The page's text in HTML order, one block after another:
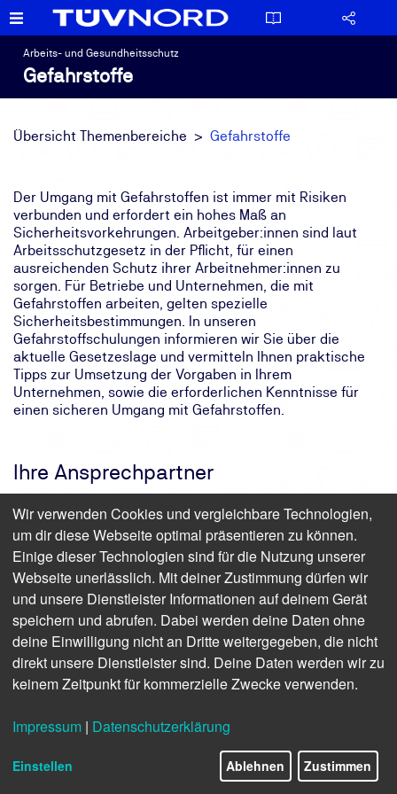
Arbeits- und Gesundheitsschutz
Gefahrstoffe
Übersicht Themenbereiche Gefahrstoffe
Der Umgang mit Gefahrstoffen ist immer mit Risiken
verbunden und erfordert ein hohes Maß an
Sicherheitsvorkehrungen. Arbeitgeber:innen sind laut
Arbeitsschutzgesetz in der Pflicht, für einen
ausreichenden Schutz ihrer Arbeitnehmer:innen zu
sorgen. Für Betriebe und Unternehmen, die mit
Gefahrstoffen arbeiten, gelten spezielle
Sicherheitsbestimmungen. In unseren
Gefahrstoffschulungen informieren wir Sie über die
aktuelle Gesetzeslage und vermitteln Ihnen praktische
Tipps zur Umsetzung der Vorgaben in Ihrem
Unternehmen, sowie die erforderlichen Kenntnisse für
einen sicheren Umgang mit Gefahrstoffen.
Ihre Ansprechpartner
Mein Name ist
Michaela Paul
Als Produktmanagerin helfe ich Ihnen gerne persönlich
weiter
Fragen zu Inhalten: +49 521 786 236
Wir verwenden Cookies und vergleichbare Technologien,
um dir diese Webseite optimal präsentieren zu können.
Einige dieser Technologien sind für die Nutzung unserer
Webseite unerlässlich. Mit deiner Zustimmung dürfen wir
und unsere Dienstleister Informationen auf deinem Gerät
speichern und abrufen. Dabei werden deine Daten ohne
deine Einwilligung nicht an Dritte weitergegeben, die nicht
direkt unsere Dienstleister sind. Deine Daten werden wir zu
keinem Zeitpunkt für kommerzielle Zwecke verwenden.
Impressum | Datenschutzerklärung
Einstellen Ablehnen Zustimmen